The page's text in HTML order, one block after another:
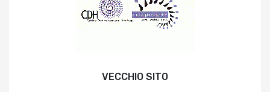
VECCHIO SITO